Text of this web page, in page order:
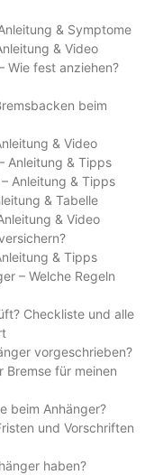
& Symptome
& Video
Wie fest anziehen?
beim
& Video
Anleitung & Tipps
Anleitung & Tipps
& Tabelle
& Video
& Tipps
– Welche Regeln
Checkliste und alle
vorgeschrieben?
Bremse für meinen
beim Anhänger?
und Vorschriften
haben?